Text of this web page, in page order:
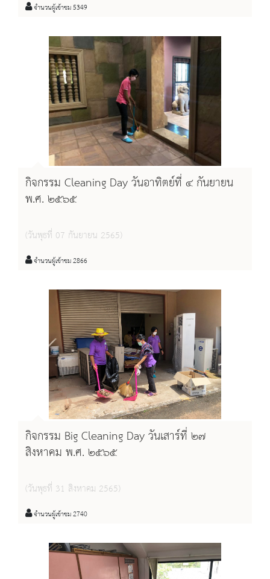
จำนวนผู้เข้าชม 5349
กิจกรรม Cleaning Day วันอาทิตย์ที่ ๔ กันยายน
พ.ศ. ๒๕๖๕
(วันพุธที่ 07 กันยายน 2565)
จำนวนผู้เข้าชม 2866
กิจกรรม Big Cleaning Day วันเสาร์ที่ ๒๗
สิงหาคม พ.ศ. ๒๕๖๕
(วันพุธที่ 31 สิงหาคม 2565)
จำนวนผู้เข้าชม 2740